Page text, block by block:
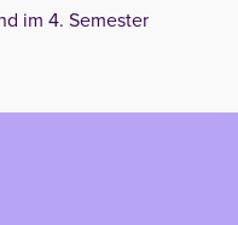
im 4. Semester